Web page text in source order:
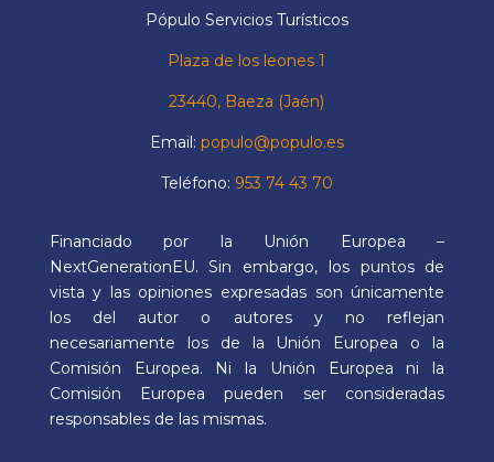
Pópulo Servicios Turísticos
Plaza de los leones 1
23440, Baeza (Jaén)
Email: populo@populo.es
Teléfono: 953 74 43 70
Financiado por la Unión Europea –
NextGenerationEU. Sin embargo, los puntos de
vista y las opiniones expresadas son únicamente
los del autor o autores y no reflejan
necesariamente los de la Unión Europea o la
Comisión Europea. Ni la Unión Europea ni la
Comisión Europea pueden ser consideradas
responsables de las mismas.